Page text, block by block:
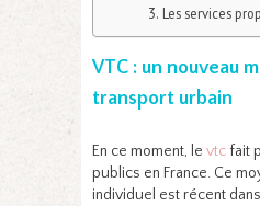
Les services
VTC : un nouveau
transport urbain
En ce moment, le vtcfait
publics en France. Ce
individuel est récent